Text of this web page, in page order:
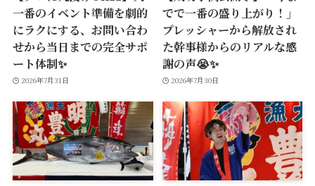
一番のイベント準備を劇的
にラクにする、お問い合わ
せから当日までの完全サポ
ート体制✨
2026年7月31日
でで一番の盛り上がり！」
プレッシャーから解放され
た幹事様からのリアルな感
謝の声😭✨
2026年7月30日